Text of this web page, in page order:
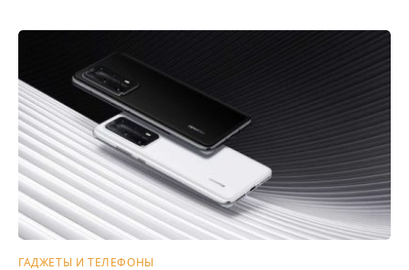
ГАДЖЕТЫ И ТЕЛЕФОНЫ